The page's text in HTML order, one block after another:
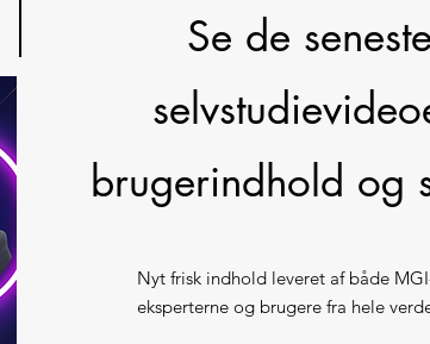
Se de seneste
brugerindhold og
Nyt frisk indhold leveret af både
eksperterne og brugere fra hele